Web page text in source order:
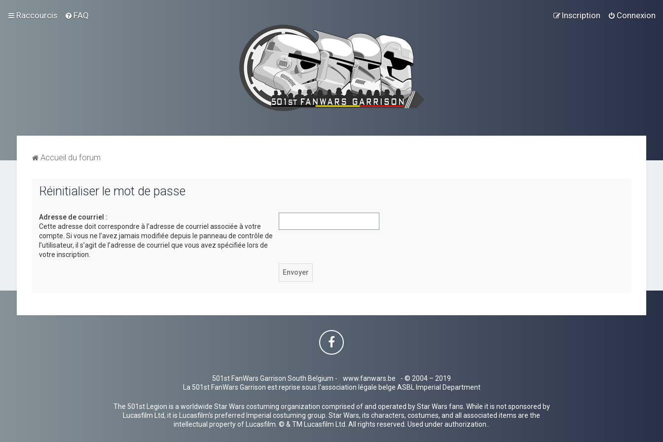
Raccourcis FAQ Connexion
Inscription
Accueil du forum
Réinitialiser le mot de passe
Adresse de courriel :
Cette adresse doit correspondre à l’adresse de courriel associée à votre
compte. Si vous ne l’avez jamais modifiée depuis le panneau de contrôle de
l’utilisateur, il s’agit de l’adresse de courriel que vous avez spécifiée lors de
votre inscription.
501st FanWars Garrison South Belgium - www.fanwars.be
- © 2004 – 2019
La 501st FanWars Garrison est reprise sous l'association légale belge ASBL Imperial Department
The 501st Legion is a worldwide Star Wars costuming organization comprised of and operated by Star Wars fans. While it is not sponsored by
Lucasfilm Ltd, it is Lucasfilm's preferred Imperial costuming group. Star Wars, its characters, costumes, and all associated items are the
intellectual property of Lucasfilm. © & TM Lucasfilm Ltd. All rights reserved. Used under authorization..